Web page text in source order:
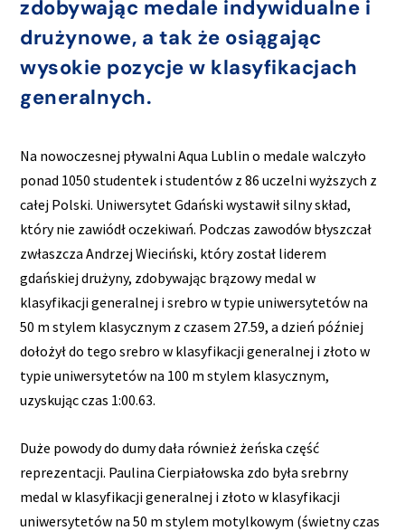
zdobywając medale indywidualne i
drużynowe, a tak że osiągając
wysokie pozycje w klasyfikacjach
generalnych.
Na nowoczesnej pływalni Aqua Lublin o medale walczyło
ponad 1050 studentek i studentów z 86 uczelni wyższych z
całej Polski. Uniwersytet Gdański wystawił silny skład,
który nie zawiódł oczekiwań. Podczas zawodów błyszczał
zwłaszcza Andrzej Wieciński, który został liderem
gdańskiej drużyny, zdobywając brązowy medal w
klasyfikacji generalnej i srebro w typie uniwersytetów na
50 m stylem klasycznym z czasem 27.59, a dzień później
dołożył do tego srebro w klasyfikacji generalnej i złoto w
typie uniwersytetów na 100 m stylem klasycznym,
uzyskując czas 1:00.63.
Duże powody do dumy dała również żeńska część
reprezentacji. Paulina Cierpiałowska zdo była srebrny
medal w klasyfikacji generalnej i złoto w klasyfikacji
uniwersytetów na 50 m stylem motylkowym (świetny czas